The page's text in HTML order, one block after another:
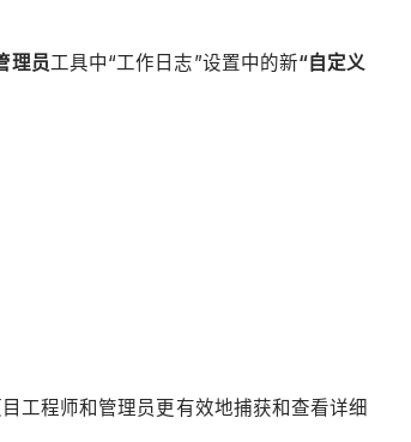
理员工具中“工作日志”设置中的新“自定义
工程师和管理员更有效地捕获和查看详细